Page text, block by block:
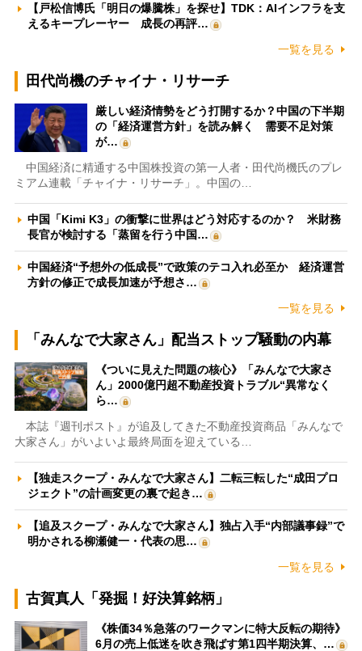
【戸松信博氏「明日の爆騰株」を探せ】TDK：AIインフラを支
えるキープレーヤー 成長の再評…
一覧を見る
田代尚機のチャイナ・リサーチ
厳しい経済情勢をどう打開するか？中国の下半期
の「経済運営方針」を読み解く 需要不足対策
が…
中国経済に精通する中国株投資の第一人者・田代尚機氏のプレ
ミアム連載「チャイナ・リサーチ」。中国の…
中国「Kimi K3」の衝撃に世界はどう対応するのか？ 米財務
長官が検討する「蒸留を行う中国…
中国経済“予想外の低成長”で政策のテコ入れ必至か 経済運営
方針の修正で成長加速が予想さ…
一覧を見る
「みんなで大家さん」配当ストップ騒動の内幕
《ついに見えた問題の核心》「みんなで大家さ
ん」2000億円超不動産投資トラブル“異常なく
ら…
本誌『週刊ポスト』が追及してきた不動産投資商品「みんなで
大家さん」がいよいよ最終局面を迎えている…
【独走スクープ・みんなで大家さん】二転三転した“成田プロ
ジェクト”の計画変更の裏で起き…
【追及スクープ・みんなで大家さん】独占入手“内部議事録”で
明かされる柳瀬健一・代表の思…
一覧を見る
古賀真人「発掘！好決算銘柄」
《株価34％急落のワークマンに特大反転の期待》
6月の売上低迷を吹き飛ばす第1四半期決算、…